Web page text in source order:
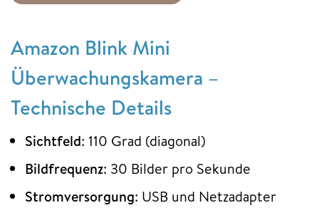
Amazon Blink Mini
Überwachungskamera –
Technische Details
Sichtfeld: 110 Grad (diagonal)
Bildfrequenz: 30 Bilder pro Sekunde
Stromversorgung: USB und Netzadapter